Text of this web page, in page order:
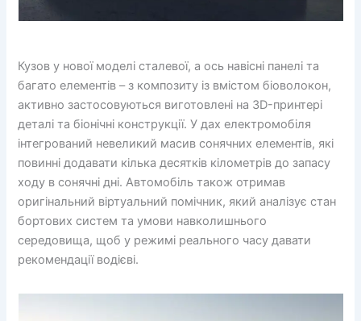
Кузов у ​​нової моделі сталевої, а ось навісні панелі та
багато елементів – з композиту із вмістом біоволокон,
активно застосовуються виготовлені на 3D-принтері
деталі та біонічні конструкції. У дах електромобіля
інтегрований невеликий масив сонячних елементів, які
повинні додавати кілька десятків кілометрів до запасу
ходу в сонячні дні. Автомобіль також отримав
оригінальний віртуальний помічник, який аналізує стан
бортових систем та умови навколишнього
середовища, щоб у режимі реального часу давати
рекомендації водієві.